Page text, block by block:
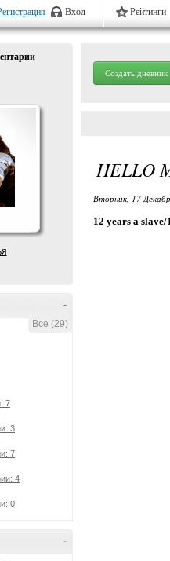
Вход Рейтинги
-
Все (29)
7
3
7
4
0
-
Создать дневник
HELLO
Вторник, 17
12 years a slave/